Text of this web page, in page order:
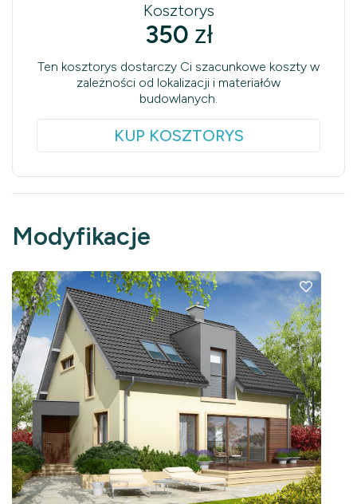
Kosztorys
350 zł
Ten kosztorys dostarczy Ci szacunkowe koszty w
zależności od lokalizacji i materiałów
budowlanych.
KUP KOSZTORYS
Modyfikacje